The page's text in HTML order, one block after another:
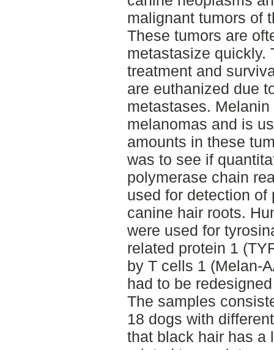
malignant tumors of
These tumors are
metastasize quickly.
treatment and
are euthanized due
metastases.
melanomas and is
amounts in these
was to see if
polymerase chain
used for detection
canine hair roots.
were used for
related protein 1
by T cells 1 (Melan-
had to be
The samples
18 dogs with
that black hair has a